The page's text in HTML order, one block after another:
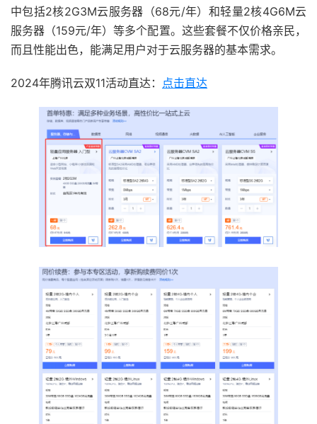
中包括2核2G3M云服务器（68元/年）和轻量2核4G6M云
服务器（159元/年）等多个配置。这些套餐不仅价格亲民，
而且性能出色，能满足用户对于云服务器的基本需求。
2024年腾讯云双11活动直达： 点击直达